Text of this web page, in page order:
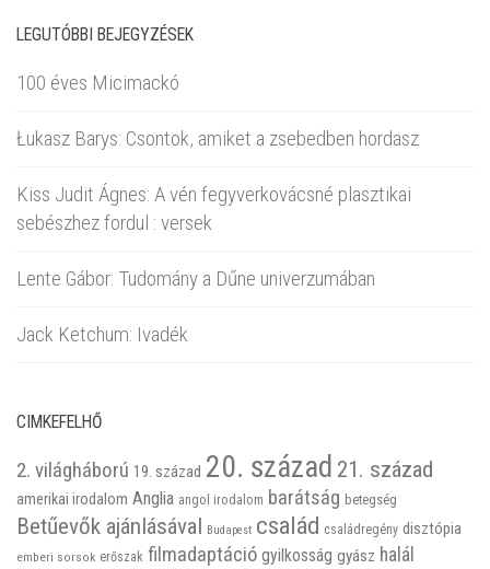
LEGUTÓBBI BEJEGYZÉSEK
100 éves Micimackó
Łukasz Barys: Csontok, amiket a zsebedben hordasz
Kiss Judit Ágnes: A vén fegyverkovácsné plasztikai
sebészhez fordul : versek
Lente Gábor: Tudomány a Dűne univerzumában
Jack Ketchum: Ivadék
CIMKEFELHŐ
2. világháború 19. század 20. század 21. század
amerikai irodalom Anglia angol irodalom barátság betegség
Betűevők ajánlásával Budapest család családregény disztópia
emberi sorsok erőszak filmadaptáció gyilkosság gyász halál